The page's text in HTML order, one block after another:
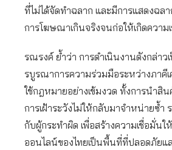
ที่ไม่ได้จัดทำฉลาก และมีการแสดงฉล
การโฆษณาเกินจริงจนก่อให้เกิดความ
รณรงค์ ย้ำว่า การดำเนินงานดังกล่า
รบูรณาการความร่วมมือระหว่างภาคีเ
ใช้กฎหมายอย่างเข้มงวด ทั้งการนำสิ
การเฝ้าระวังไม่ให้กลับมาจำหน่ายซ้ำ
กับผู้กระทำผิด เพื่อสร้างความเชื่อมั่นใ
ออนไลน์ของไทยเป็นพื้นที่ที่ปลอดภัยแ